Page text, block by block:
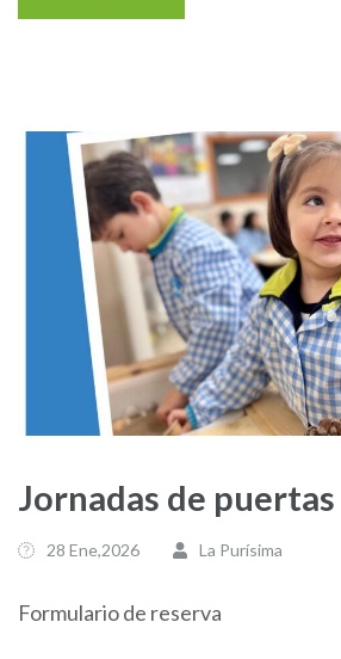
Jornadas de
28 Ene,2026 La Purísima
Formulario de reserva